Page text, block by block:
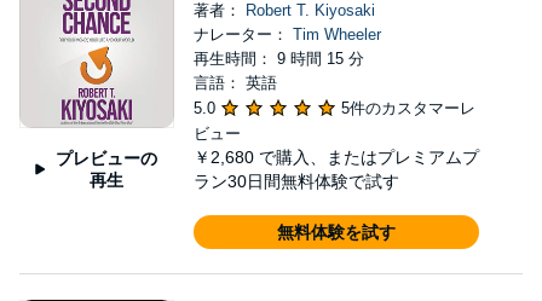
プレビューの
再生
著者：
Robert T. Kiyosaki
ナレーター： Tim Wheeler
再生時間： 9 時間 15 分
言語： 英語
5.0
5件のカスタマーレ
ビュー
￥2,680 で購入、またはプレミアムプ
ラン30日間無料体験で試す
無料体験を試す